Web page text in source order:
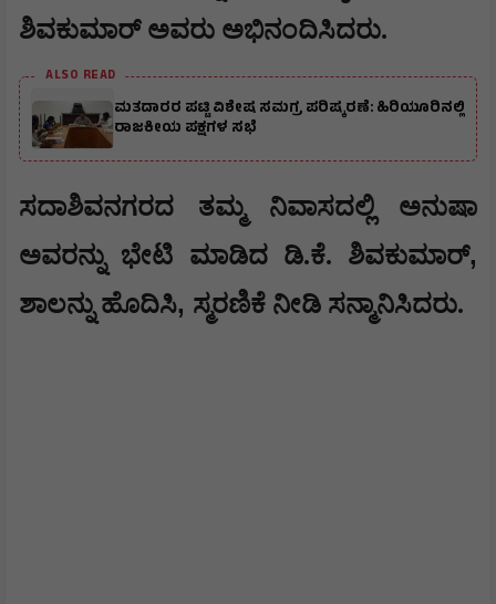
ಶಿವಕುಮಾರ್ ಅವರು ಅಭಿನಂದಿಸಿದರು.
ALSO READ
ಮತದಾರರ ಪಟ್ಟಿ ವಿಶೇಷ ಸಮಗ್ರ ಪರಿಷ್ಕರಣೆ: ಹಿರಿಯೂರಿನಲ್ಲಿ
ರಾಜಕೀಯ ಪಕ್ಷಗಳ ಸಭೆ
​ಸದಾಶಿವನಗರದ ತಮ್ಮ ನಿವಾಸದಲ್ಲಿ ಅನುಷಾ
ಅವರನ್ನು ಭೇಟಿ ಮಾಡಿದ ಡಿ.ಕೆ. ಶಿವಕುಮಾರ್‌,
ಶಾಲನ್ನು ಹೊದಿಸಿ, ಸ್ಮರಣಿಕೆ ನೀಡಿ ಸನ್ಮಾನಿಸಿದರು.